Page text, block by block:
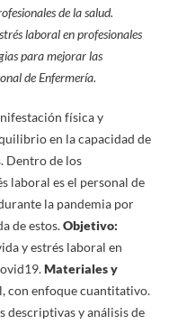
de la salud.
laboral en profesionales
para mejorar las
de Enfermería.
física y
en la capacidad de
Dentro de los
laboral es el personal de
la pandemia por
de estos.Objetivo:
y estrés laboral en
Materiales y
con enfoque cuantitativo.
descriptivas y análisis de